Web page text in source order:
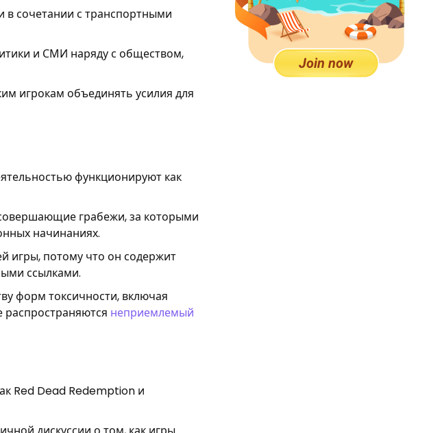
в сочетании с транспортными
и СМИ наряду с обществом,
игрокам объединять усилия для
функционируют как
грабежи, за которыми
начинаниях.
игры, потому что он содержит
ссылками.
форм токсичности, включая
распространяются неприемлемый
Red Dead Redemption и